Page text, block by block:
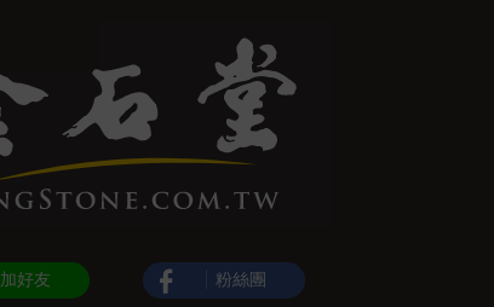
加好友 粉絲團